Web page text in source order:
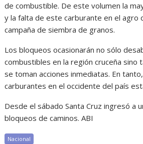
de combustible. De este volumen la
y la falta de este carburante en el agro
campaña de siembra de granos.
Los bloqueos ocasionarán no sólo
combustibles en la región cruceña sino
se toman acciones inmediatas. En
carburantes en el occidente del país
Desde el sábado Santa Cruz ingresó a
bloqueos de caminos. ABI
Nacional